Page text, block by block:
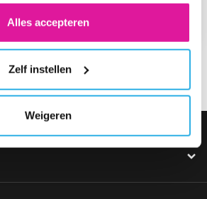
WILT. ONDER 'ZELF
VOOR DE COOKIES
Alles accepteren
Zelf instellen
Weigeren